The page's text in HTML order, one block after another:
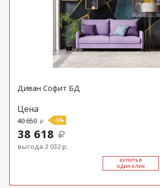
Диван Софит БД
Цена
40 650 -5%
38 618
выгода 2 032 р.
КУ­ПИТЬ В
ОДИН КЛИК